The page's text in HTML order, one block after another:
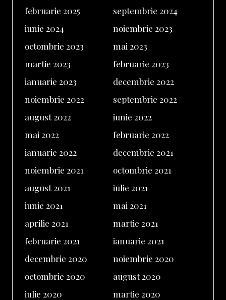
februarie 2025
septembrie 2024
iunie 2024
noiembrie 2023
octombrie 2023
mai 2023
martie 2023
februarie 2023
ianuarie 2023
decembrie 2022
noiembrie 2022
septembrie 2022
august 2022
iunie 2022
mai 2022
februarie 2022
ianuarie 2022
decembrie 2021
noiembrie 2021
octombrie 2021
august 2021
iulie 2021
iunie 2021
mai 2021
aprilie 2021
martie 2021
februarie 2021
ianuarie 2021
decembrie 2020
noiembrie 2020
octombrie 2020
august 2020
iulie 2020
martie 2020